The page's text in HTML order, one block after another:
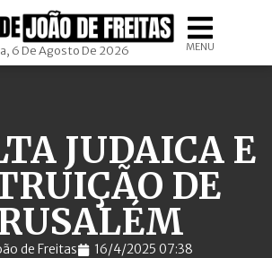
6 De Agosto De 2026 MENU
JUDAICA E
DE
de Freitas 16/4/2025 07:38